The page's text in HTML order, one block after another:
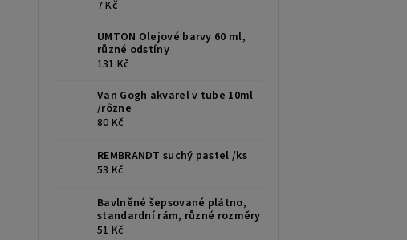
7 Kč
UMTON Olejové barvy 60 ml,
různé odstíny
131 Kč
Van Gogh akvarel v tube 10ml
/rôzne
80 Kč
REMBRANDT suchý pastel /ks
53 Kč
Bavlněné šepsované plátno,
standardní rám, různé rozměry
51 Kč